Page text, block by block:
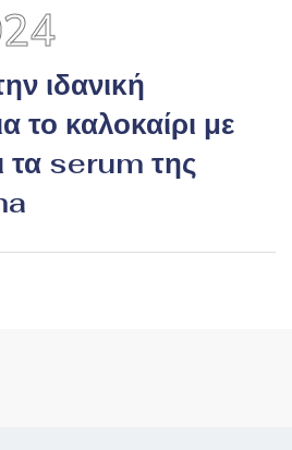
ιδανική
το καλοκαίρι με
τα serum της